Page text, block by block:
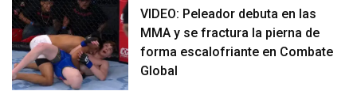
VIDEO: Peleador debuta en las
MMA y se fractura la pierna de
forma escalofriante en Combate
Global